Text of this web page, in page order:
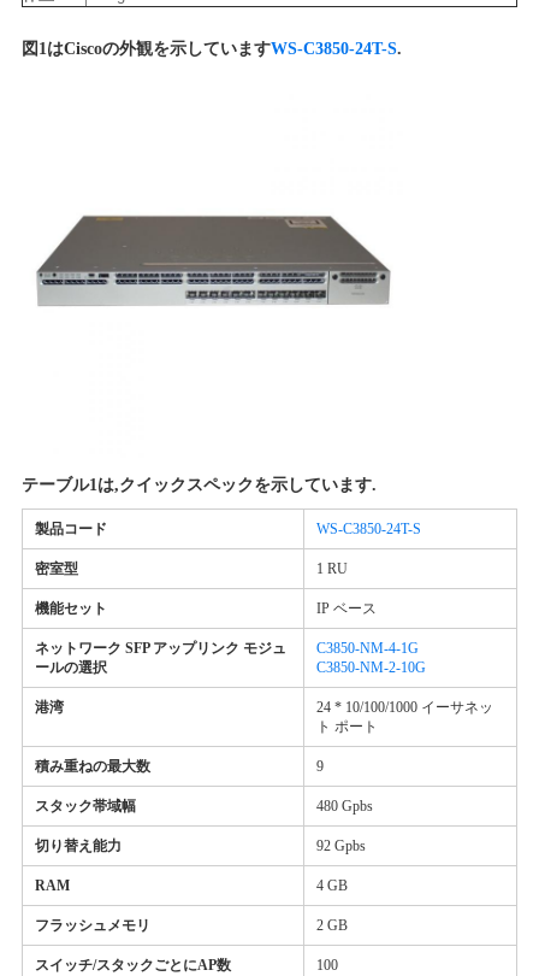
図1はCiscoの外観を示していますWS-C3850-24T-S.
テーブル1は,クイックスペックを示しています.
製品コード WS-C3850-24T-S
密室型 1 RU
機能セット IP ベース
ネットワーク SFP アップリンク モジュ
ールの選択
C3850-NM-4-1G
C3850-NM-2-10G
港湾
24 * 10/100/1000 イーサネッ
ト ポート
積み重ねの最大数 9
スタック帯域幅 480 Gpbs
切り替え能力 92 Gpbs
RAM 4 GB
フラッシュメモリ 2 GB
スイッチ/スタックごとにAP数 100